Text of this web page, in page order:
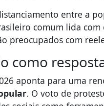
entre a
comum lida
preocupados com
como
aponta para uma
. O voto de